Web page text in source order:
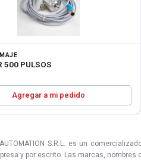
500 PULSOS
Agregar a mi pedido
AUTOMATION S.R.L. es un
y por escrito. Las marcas,